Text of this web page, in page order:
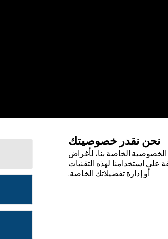
نحن نقدر خصوصيتك
الخاصة بنا، لأغراض
على استخدامنا لهذه التقنيات
أو إدارة تفضيلاتك الخاصة.